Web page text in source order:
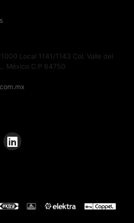
Local 1141/1143 Col. Valle del
México C.P 64750